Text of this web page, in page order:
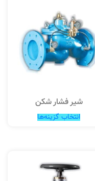
شیر فشار شکن
انتخاب گزینه‌ها